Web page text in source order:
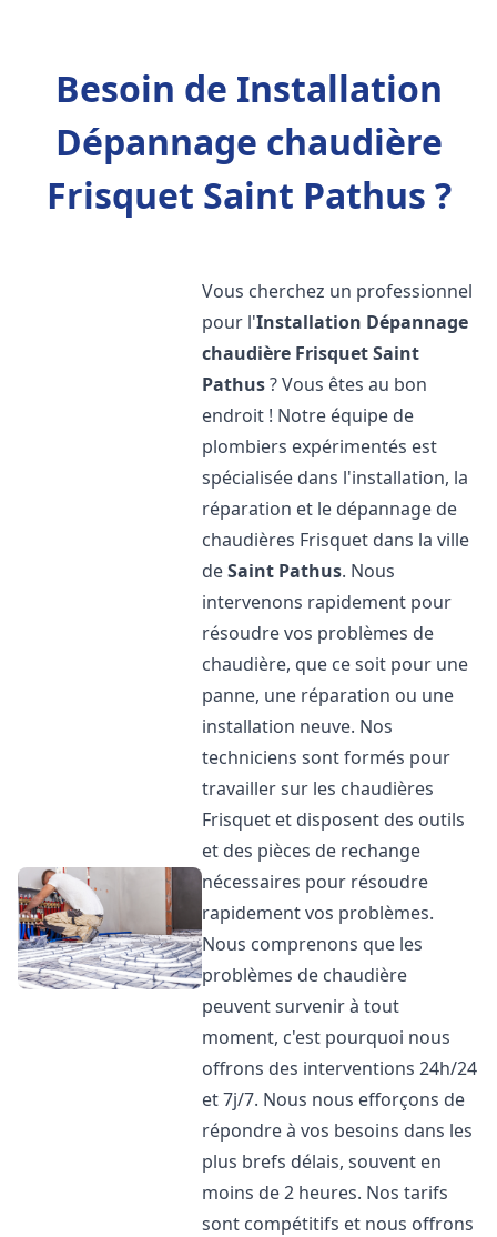
Besoin de Installation
Dépannage chaudière
Frisquet Saint Pathus ?
Vous cherchez un professionnel
pour l'Installation Dépannage
chaudière FrisquetSaint
Pathus? Vous êtes au bon
endroit ! Notre équipe de
plombiers expérimentés est
spécialisée dans l'installation, la
réparation et le dépannage de
chaudières Frisquet dans la ville
deSaint Pathus. Nous
intervenons rapidement pour
résoudre vos problèmes de
chaudière, que ce soit pour une
panne, une réparation ou une
installation neuve. Nos
techniciens sont formés pour
travailler sur les chaudières
Frisquet et disposent des outils
et des pièces de rechange
nécessaires pour résoudre
rapidement vos problèmes.
Nous comprenons que les
problèmes de chaudière
peuvent survenir à tout
moment, c'est pourquoi nous
offrons des interventions 24h/24
et 7j/7. Nous nous efforçons de
répondre à vos besoins dans les
plus brefs délais, souvent en
moins de 2 heures. Nos tarifs
sont compétitifs et nous offrons